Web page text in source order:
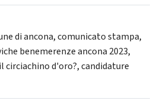
di ancona,comunicato stampa,
benemerenze ancona 2023,
circiachino d'oro?,candidature